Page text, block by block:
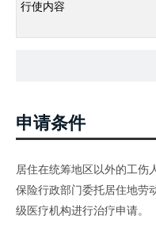
行使内容
申请条件
居住在统筹地区以外的工伤
保险行政部门委托居住地劳
级医疗机构进行治疗申请。